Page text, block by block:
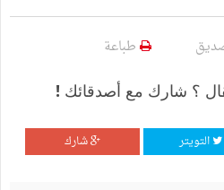
طباعة
؟ شارك مع أصدقائك !
التويتر شارك